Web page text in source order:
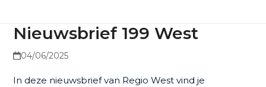
Nieuwsbrief 199 West
04/06/2025
In deze nieuwsbrief van Regio West vind je